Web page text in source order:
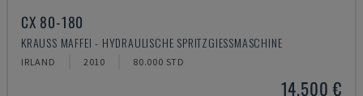
CX 80-180
KRAUSS MAFFEI - HYDRAULISCHE SPRITZGIESSMASCHINE
IRLAND 2010 80.000 STD
14.500 €